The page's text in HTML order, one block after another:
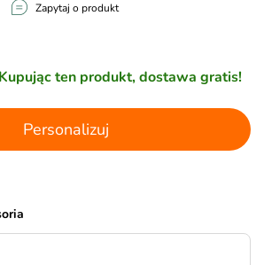
Zapytaj o produkt
Kupując ten produkt, dostawa gratis!
Personalizuj